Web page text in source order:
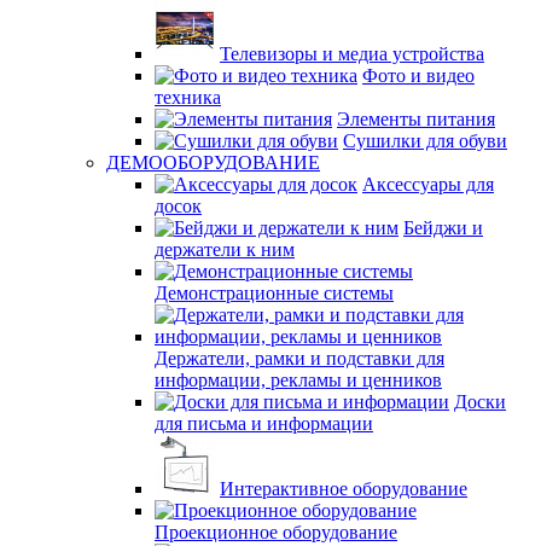
Телевизоры и медиа устройства
Фото и видео
техника
Элементы питания
Сушилки для обуви
ДЕМООБОРУДОВАНИЕ
Аксессуары для
досок
Бейджи и
держатели к ним
Демонстрационные системы
Держатели, рамки и подставки для
информации, рекламы и ценников
Доски
для письма и информации
Интерактивное оборудование
Проекционное оборудование